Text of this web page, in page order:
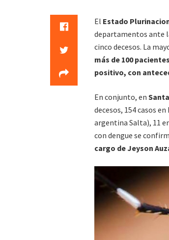
El Estado
departamentos ante
cinco decesos. La
más de 100
positivo, con
En conjunto, en
decesos, 154 casos
argentina Salta), 11
con dengue se
cargo de Jeyson